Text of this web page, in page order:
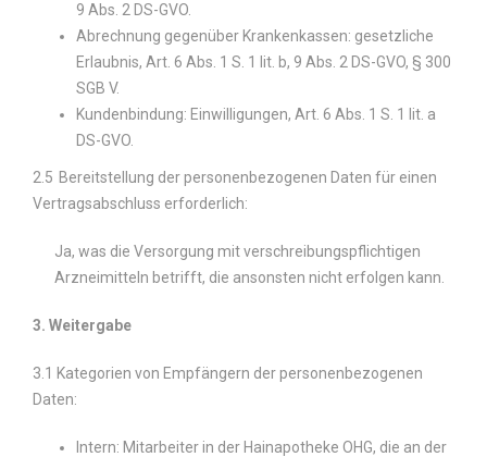
9 Abs. 2 DS-GVO.
Abrechnung gegenüber Krankenkassen: gesetzliche
Erlaubnis, Art. 6 Abs. 1 S. 1 lit. b, 9 Abs. 2 DS-GVO, § 300
SGB V.
Kundenbindung: Einwilligungen, Art. 6 Abs. 1 S. 1 lit. a
DS-GVO.
2.5 Bereitstellung der personenbezogenen Daten für einen
Vertragsabschluss erforderlich:
Ja, was die Versorgung mit verschreibungspflichtigen
Arzneimitteln betrifft, die ansonsten nicht erfolgen kann.
3. Weitergabe
3.1 Kategorien von Empfängern der personenbezogenen
Daten:
Intern: Mitarbeiter in der Hainapotheke OHG, die an der